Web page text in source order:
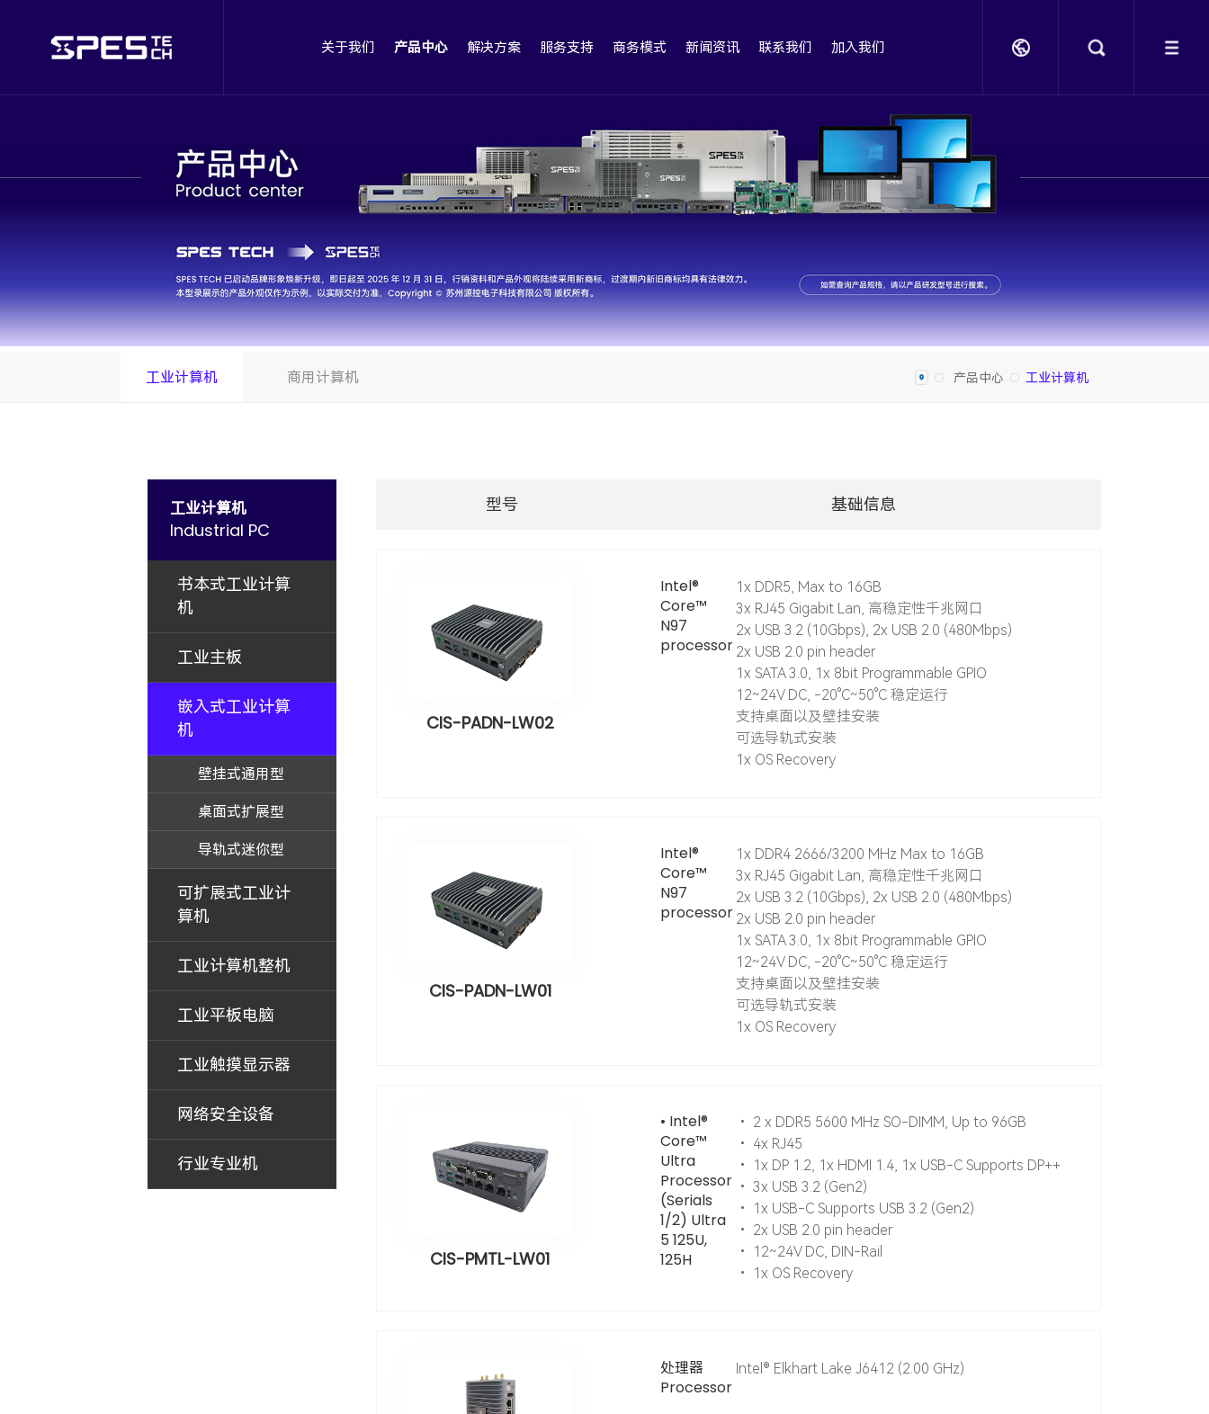
关于我们 产品中心 解决方案 服务支持 商务模式 新闻资讯 联系我们 加入我们
工业计算机 商用计算机 产品中心 工业计算机
工业计算机
Industrial PC
书本式工业计算
机
工业主板
嵌入式工业计算
机
壁挂式通用型
桌面式扩展型
导轨式迷你型
可扩展式工业计
算机
工业计算机整机
工业平板电脑
工业触摸显示器
网络安全设备
行业专业机
型号 基础信息
CIS-PADN-LW02
Intel®
Core™
N97
processor
1x DDR5, Max to 16GB
3x RJ45 Gigabit Lan, 高稳定性千兆网口
2x USB 3.2 (10Gbps), 2x USB 2.0 (480Mbps)
2x USB 2.0 pin header
1x SATA 3.0, 1x 8bit Programmable GPIO
12~24V DC, -20°C~50°C 稳定运行
支持桌面以及壁挂安装
可选导轨式安装
1x OS Recovery
CIS-PADN-LW01
Intel®
Core™
N97
processor
1x DDR4 2666/3200 MHz Max to 16GB
3x RJ45 Gigabit Lan, 高稳定性千兆网口
2x USB 3.2 (10Gbps), 2x USB 2.0 (480Mbps)
2x USB 2.0 pin header
1x SATA 3.0, 1x 8bit Programmable GPIO
12~24V DC, -20°C~50°C 稳定运行
支持桌面以及壁挂安装
可选导轨式安装
1x OS Recovery
CIS-PMTL-LW01
• Intel®
Core™
Ultra
Processor
(Serials
1/2) Ultra
5 125U,
125H
• 2 x DDR5 5600 MHz SO-DIMM, Up to 96GB
• 4x RJ45
• 1x DP 1.2, 1x HDMI 1.4, 1x USB-C Supports DP++
• 3x USB 3.2 (Gen2)
• 1x USB-C Supports USB 3.2 (Gen2)
• 2x USB 2.0 pin header
• 12~24V DC, DIN-Rail
• 1x OS Recovery
处理器
Processor
Intel® Elkhart Lake J6412 (2.00 GHz)